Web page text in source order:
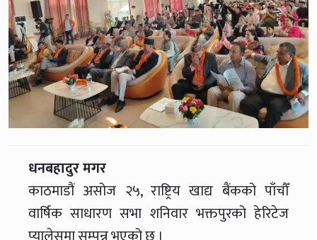
धनबहादुर मगर
काठमाडौं असोज २५, राष्ट्रिय खाद्य बैंकको पाँचौँ
वार्षिक साधारण सभा शनिवार भक्तपुरको हेरिटेज